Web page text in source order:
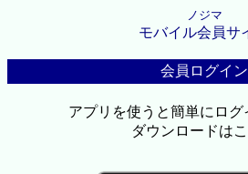
ノジマ
モバイル会員サ
会員ログイン
アプリを使うと簡単にロ
ダウンロードは